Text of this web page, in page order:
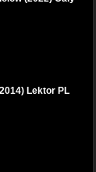
Lektor PL